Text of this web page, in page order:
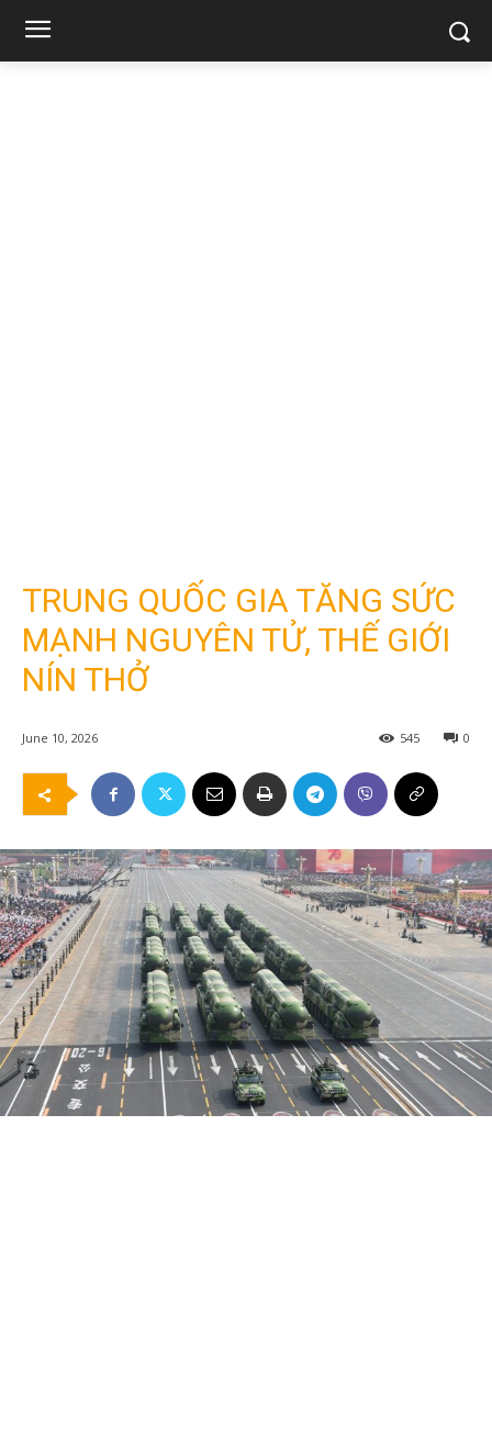
TRUNG QUỐC GIA TĂNG SỨC
MẠNH NGUYÊN TỬ, THẾ GIỚI
NÍN THỞ
June 10, 2026 0
545